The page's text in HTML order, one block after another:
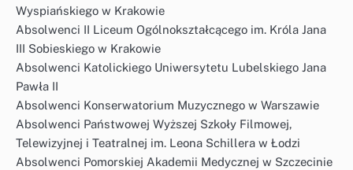
Wyspiańskiego w Krakowie
Absolwenci II Liceum Ogólnokształcącego im. Króla Jana
III Sobieskiego w Krakowie
Absolwenci Katolickiego Uniwersytetu Lubelskiego Jana
Pawła II
Absolwenci Konserwatorium Muzycznego w Warszawie
Absolwenci Państwowej Wyższej Szkoły Filmowej,
Telewizyjnej i Teatralnej im. Leona Schillera w Łodzi
Absolwenci Pomorskiej Akademii Medycznej w Szczecinie